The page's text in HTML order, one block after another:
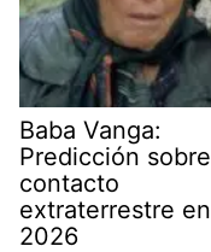
Baba Vanga:
Predicción sobre
contacto
extraterrestre en
2026